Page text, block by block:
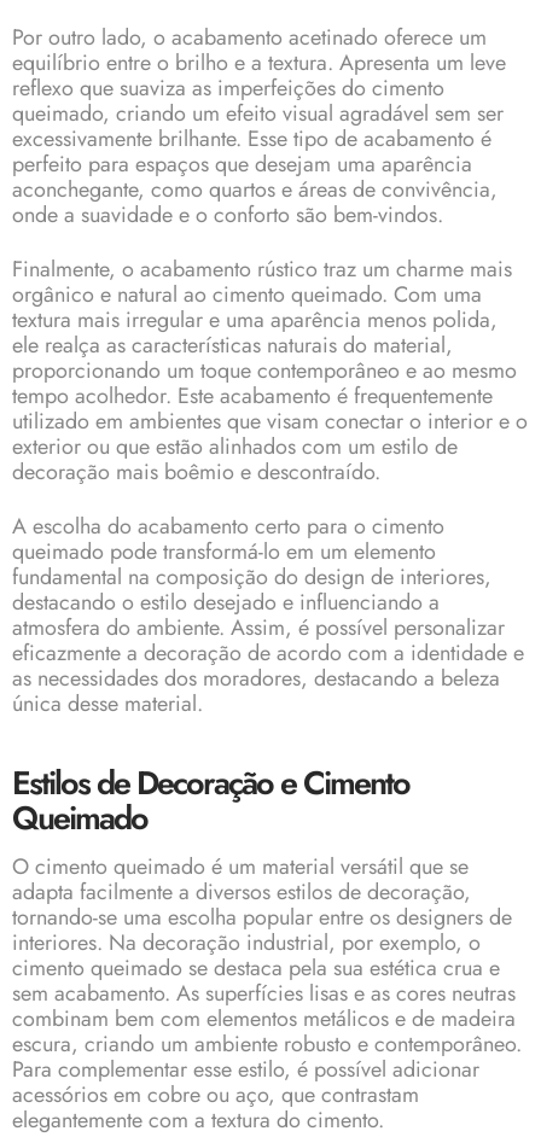
Por outro lado, o acabamento acetinado oferece um
equilíbrio entre o brilho e a textura. Apresenta um leve
reflexo que suaviza as imperfeições do cimento
queimado, criando um efeito visual agradável sem ser
excessivamente brilhante. Esse tipo de acabamento é
perfeito para espaços que desejam uma aparência
aconchegante, como quartos e áreas de convivência,
onde a suavidade e o conforto são bem-vindos.
Finalmente, o acabamento rústico traz um charme mais
orgânico e natural ao cimento queimado. Com uma
textura mais irregular e uma aparência menos polida,
ele realça as características naturais do material,
proporcionando um toque contemporâneo e ao mesmo
tempo acolhedor. Este acabamento é frequentemente
utilizado em ambientes que visam conectar o interior e o
exterior ou que estão alinhados com um estilo de
decoração mais boêmio e descontraído.
A escolha do acabamento certo para o cimento
queimado pode transformá-lo em um elemento
fundamental na composição do design de interiores,
destacando o estilo desejado e influenciando a
atmosfera do ambiente. Assim, é possível personalizar
eficazmente a decoração de acordo com a identidade e
as necessidades dos moradores, destacando a beleza
única desse material.
Estilos de Decoração e Cimento
Queimado
O cimento queimado é um material versátil que se
adapta facilmente a diversos estilos de decoração,
tornando-se uma escolha popular entre os designers de
interiores. Na decoração industrial, por exemplo, o
cimento queimado se destaca pela sua estética crua e
sem acabamento. As superfícies lisas e as cores neutras
combinam bem com elementos metálicos e de madeira
escura, criando um ambiente robusto e contemporâneo.
Para complementar esse estilo, é possível adicionar
acessórios em cobre ou aço, que contrastam
elegantemente com a textura do cimento.